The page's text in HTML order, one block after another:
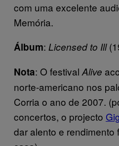
com uma excelente
Memória.
Álbum: Licensed to Ill
Nota: O festival Alive
norte-americano nos
Corria o ano de 2007.
concertos, o projecto
dar alento e rendimento